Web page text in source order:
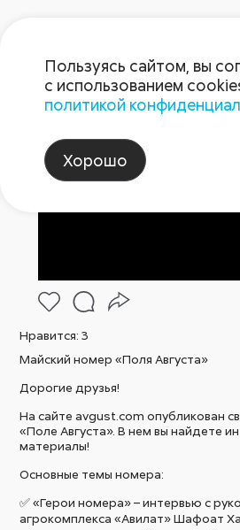
Пост 8.05.2025
Нравится:3
Майский номер «Поля Августа»
Дорогие друзья!
На сайте avgust.com опубликован
«Поле Августа». В нем вы найдете
материалы!
Основные темы номера:
✅ «Герои номера» – интервью с
агрокомплекса «Авилат» Шафоат
Пользуясь сайтом, вы
с использованием
политикой
Хорошо